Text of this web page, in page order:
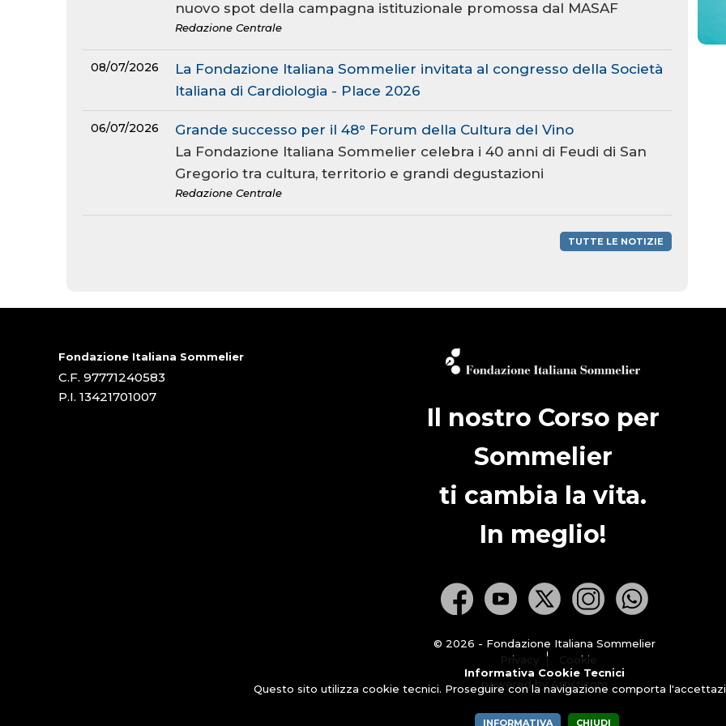
nuovo spot della campagna istituzionale promossa dal MASAF
Redazione Centrale
08/07/2026
La Fondazione Italiana Sommelier invitata al congresso della Società
Italiana di Cardiologia - Place 2026
06/07/2026
Grande successo per il 48° Forum della Cultura del Vino
La Fondazione Italiana Sommelier celebra i 40 anni di Feudi di San
Gregorio tra cultura, territorio e grandi degustazioni
Redazione Centrale
TUTTE LE NOTIZIE
Fondazione Italiana Sommelier
C.F. 97771240583
P.I. 13421701007
Il nostro Corso per
Sommelier
ti cambia la vita.
In meglio!
© 2026 - Fondazione Italiana Sommelier
Privacy
Cookie
powered by Artisticom
Informativa Cookie Tecnici
Questo sito utilizza cookie tecnici. Proseguire con la navigazione comporta
INFORMATIVA CHIUDI